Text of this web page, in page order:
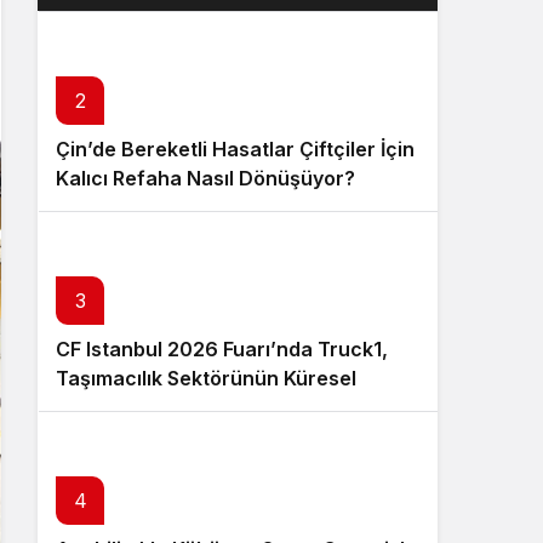
Layık Görüldü?
2
Çin’de Bereketli Hasatlar Çiftçiler İçin
Kalıcı Refaha Nasıl Dönüşüyor?
3
CF Istanbul 2026 Fuarı’nda Truck1,
Taşımacılık Sektörünün Küresel
Tedarik Zincirini Dijital Platformuyla
4